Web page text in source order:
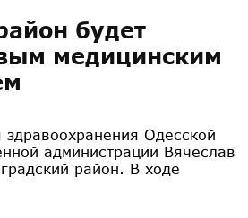
будет
медицинским
Одесской
администрации Вячеслав
район. В ходе